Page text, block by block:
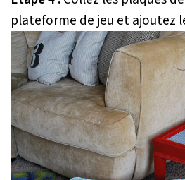
plateforme de jeu et ajoutez